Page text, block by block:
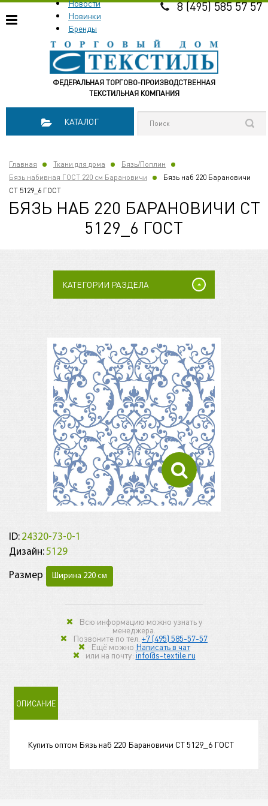
ФЕДЕРАЛЬНАЯ ТОРГОВО-ПРОИЗВОДСТВЕННАЯ
ТЕКСТИЛЬНАЯ КОМПАНИЯ
Новости
Новинки
Бренды
8 (495) 585 57 57
КАТАЛОГ
Главная Ткани для дома
Бязь/Поплин
Бязь набивная ГОСТ 220 см Барановичи
Бязь наб 220 Барановичи
СТ 5129_6 ГОСТ
БЯЗЬ НАБ 220 БАРАНОВИЧИ СТ
5129_6 ГОСТ
КАТЕГОРИИ РАЗДЕЛА
ID: 24320-73-0-1
Дизайн:5129
Размер Ширина 220 см
Всю информацию можно узнать у
менеджера.
Позвоните по тел. +7 (495) 585-57-57
Ещё можно Написать в чат
или на почту:info@s-textile.ru
ОПИСАНИЕ
Купить оптом Бязь наб 220 Барановичи СТ 5129_6 ГОСТ